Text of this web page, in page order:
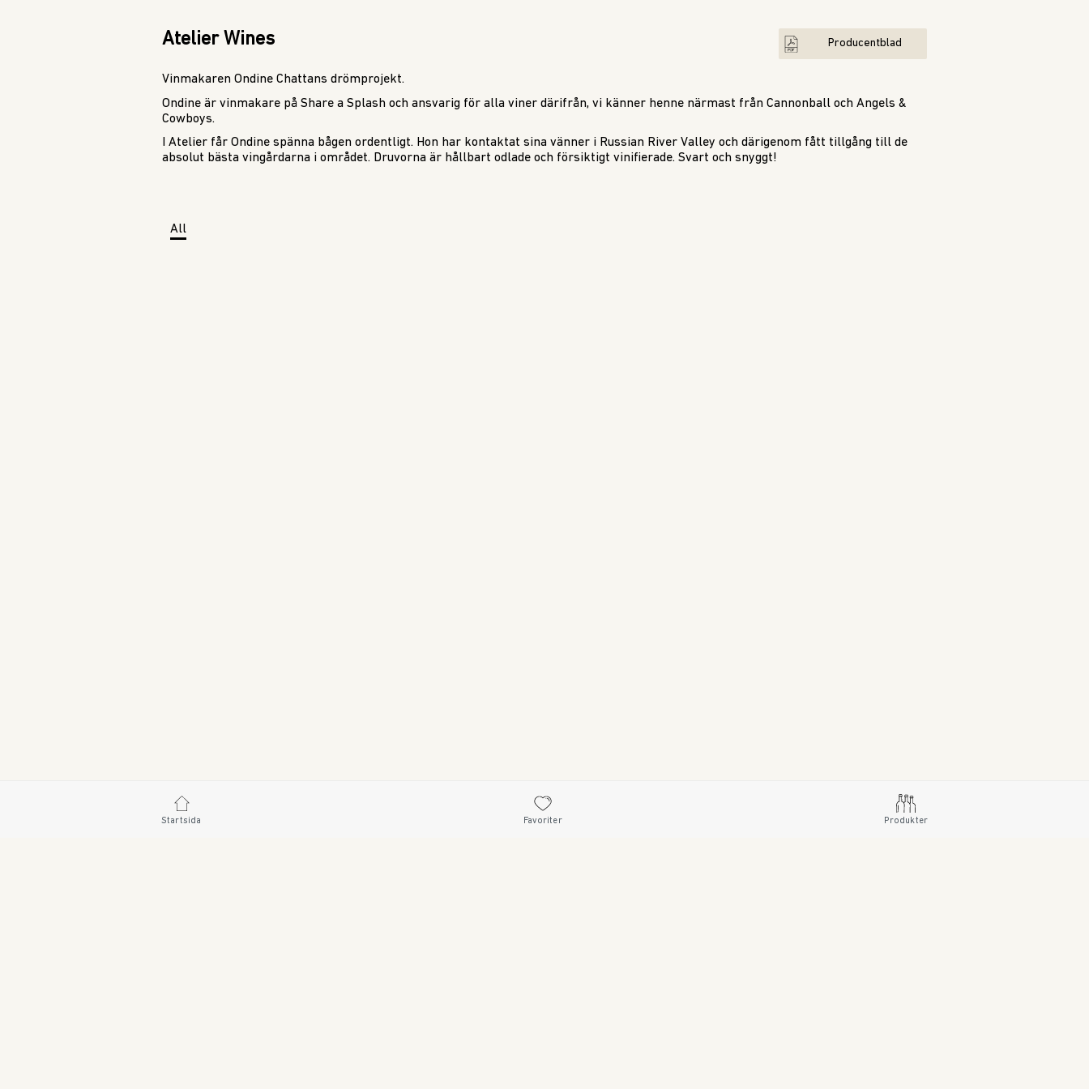
Atelier Wines Producentblad
Vinmakaren Ondine Chattans drömprojekt.
Ondine är vinmakare på Share a Splash och ansvarig för alla viner därifrån, vi känner henne närmast från Cannonball och Angels &
Cowboys.
I Atelier får Ondine spänna bågen ordentligt. Hon har kontaktat sina vänner i Russian River Valley och därigenom fått tillgång till de
absolut bästa vingårdarna i området. Druvorna är hållbart odlade och försiktigt vinifierade. Svart och snyggt!
All
Startsida Favoriter Produkter